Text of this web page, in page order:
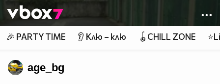
👾
🎉 PARTY TIME 👂 Клю – клю 🪀CHILL ZONE
age_bg